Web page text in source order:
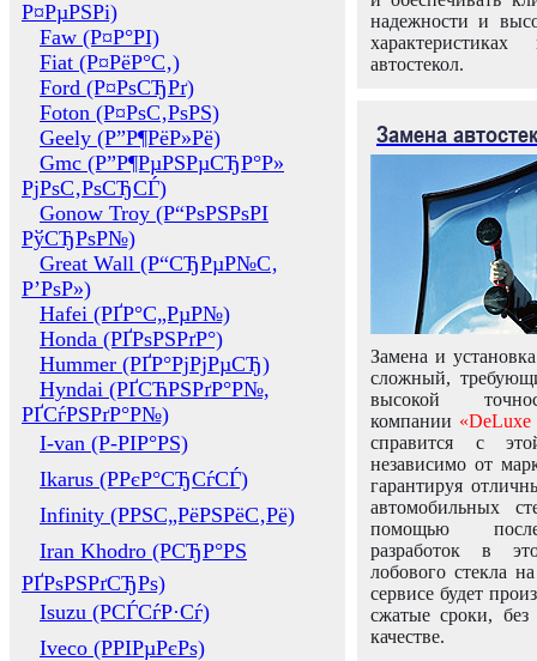
Р¤РµРЅРі)
Faw (Р¤Р°РІ)
Fiat (Р¤РёР°С‚)
Ford (Р¤РѕСЂРґ)
Foton (Р¤РѕС‚РѕРЅ)
Geely (Р”Р¶РёР»Рё)
Gmc (Р”Р¶РµРЅРµСЂР°Р»
РјРѕС‚РѕСЂСЃ)
Gonow Troy (Р“РѕРЅРѕРІ
РўСЂРѕР№)
Great Wall (Р“СЂРµР№С‚
Р’РѕР»)
Hafei (РҐР°С„РµР№)
Honda (РҐРѕРЅРґР°)
Hummer (РҐР°РјРјРµСЂ)
Hyndai (РҐСЋРЅРґР°Р№,
РҐСѓРЅРґР°Р№)
I-van (Р-РІР°РЅ)
Ikarus (РРєР°СЂСѓСЃ)
Infinity (РРЅС„РёРЅРёС‚Рё)
Iran Khodro (РСЂР°РЅ
РҐРѕРЅРґСЂРѕ)
Isuzu (РСЃСѓР·Сѓ)
Iveco (РРІРµРєРѕ)
надежности и
автостекол.
Замена
Замена и
сложный,
высокой
компании «DeLuxe
справится с
независимо от
гарантируя
автомобильных
помощью
разработок в
лобового стекла
сервисе будет
сжатые сроки,
качестве.